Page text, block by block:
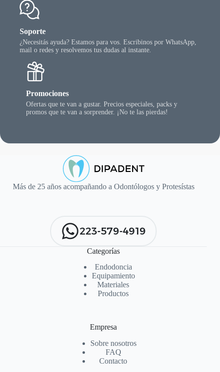
Soporte
¿Necesitás ayuda? Estamos para vos. Escribinos por WhatsApp,
mail o redes y resolvemos tus dudas al instante.
Promociones
Ofertas que te van a gustar. Precios especiales, packs y
promos que te van a sorprender. ¡No te las pierdas!
Más de 25 años acompañando a Odontólogos y Protesístas
223-579-4919
Categorías
Endodoncia
Equipamiento
Materiales
Productos
Empresa
Sobre nosotros
FAQ
Contacto